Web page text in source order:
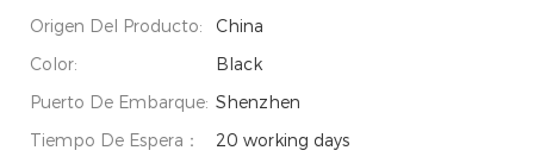
Origen Del Producto:
China
Color:
Black
Puerto De Embarque: Shenzhen
Tiempo De Espera：
20 working days